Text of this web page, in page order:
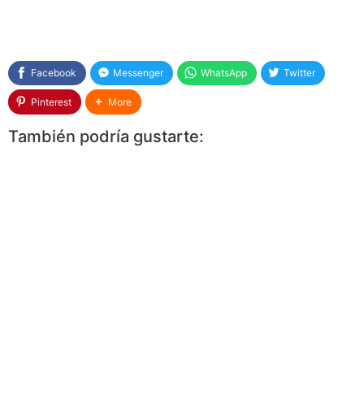
Facebook Messenger WhatsApp Twitter
Pinterest More
También podría gustarte: